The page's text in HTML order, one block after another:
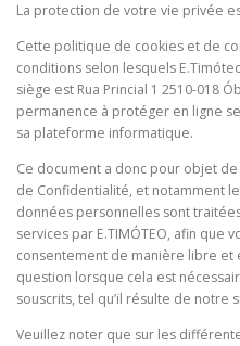
CONTACTS
La protection de votre vie privée
Cette politique de cookies et de
conditions selon lesquels
siège est Rua Princial 1 2510-018
permanence à protéger en ligne
sa plateforme informatique.
Ce document a donc pour objet
de Confidentialité, et notamment
données personnelles sont
services par E.TIMÓTEO, afin que
consentement de manière libre et
question lorsque cela est
souscrits, tel qu’il résulte de notre
Veuillez noter que sur les